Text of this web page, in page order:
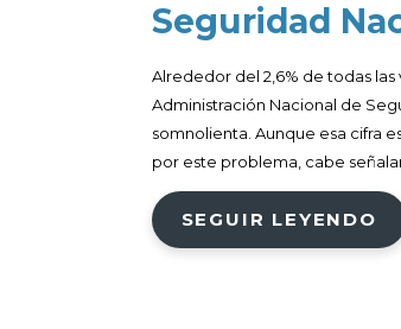
Seguridad
Alrededor del 2,6% de todas
Administración Nacional de
somnolienta. Aunque esa cifra
por este problema, cabe
SEGUIR LEYENDO